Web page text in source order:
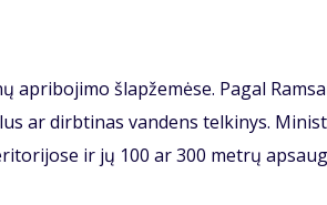
ap­ri­bo­ji­mo šlap­že­mė­se. Pa­gal
ar dirb­ti­nas van­dens tel­ki­nys.
ir jų 100 ar 300 met­rų